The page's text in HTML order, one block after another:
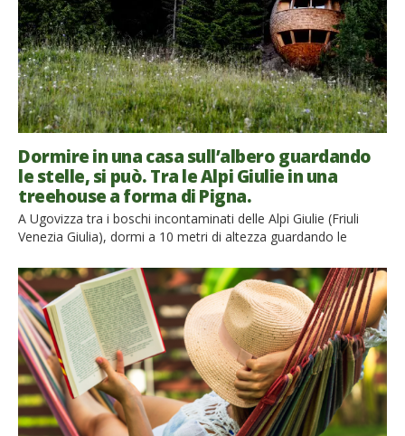
Dormire in una casa sull’albero guardando
le stelle, si può. Tra le Alpi Giulie in una
treehouse a forma di Pigna.
A Ugovizza tra i boschi incontaminati delle Alpi Giulie (Friuli
Venezia Giulia), dormi a 10 metri di altezza guardando le
non ha mai sognato di dormire in una vera casa sull’albero alzi
la mano. Svegliarsi tra i rami di una grande quercia o nel verde
[…]